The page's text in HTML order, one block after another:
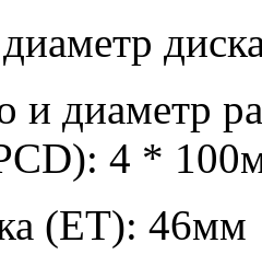
и диаметр
4 *
(ET): 46мм